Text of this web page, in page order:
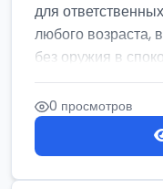
для
любого возраста,
без оружия в
0 просмотров